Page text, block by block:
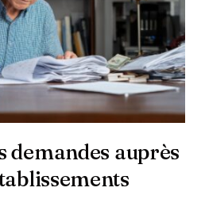
demandes auprès